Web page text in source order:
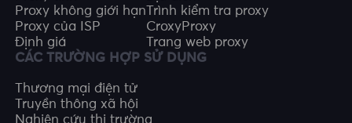
Proxy không giới hạn
Proxy của ISP
Định giá
Trình kiểm tra proxy
CroxyProxy
Trang web proxy
CÁC TRƯỜNG HỢP SỬ DỤNG
Thương mại điện tử
Truyền thông xã hội
Nghiên cứu thị trường